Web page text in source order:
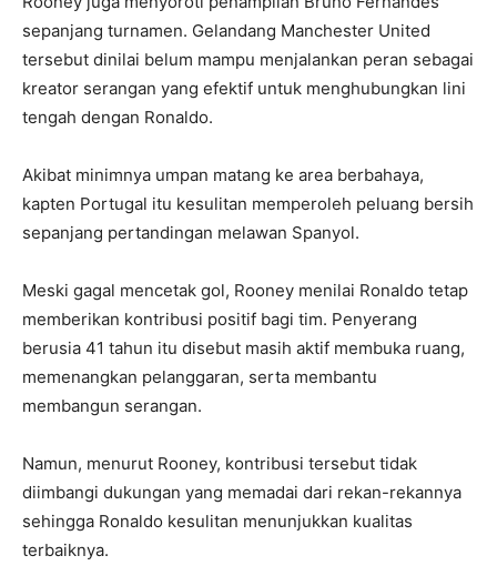
sepanjang turnamen. Gelandang Manchester United
tersebut dinilai belum mampu menjalankan peran sebagai
kreator serangan yang efektif untuk menghubungkan lini
tengah dengan Ronaldo.
Akibat minimnya umpan matang ke area berbahaya,
kapten Portugal itu kesulitan memperoleh peluang bersih
sepanjang pertandingan melawan Spanyol.
Meski gagal mencetak gol, Rooney menilai Ronaldo tetap
memberikan kontribusi positif bagi tim. Penyerang
berusia 41 tahun itu disebut masih aktif membuka ruang,
memenangkan pelanggaran, serta membantu
membangun serangan.
Namun, menurut Rooney, kontribusi tersebut tidak
diimbangi dukungan yang memadai dari rekan-rekannya
sehingga Ronaldo kesulitan menunjukkan kualitas
terbaiknya.